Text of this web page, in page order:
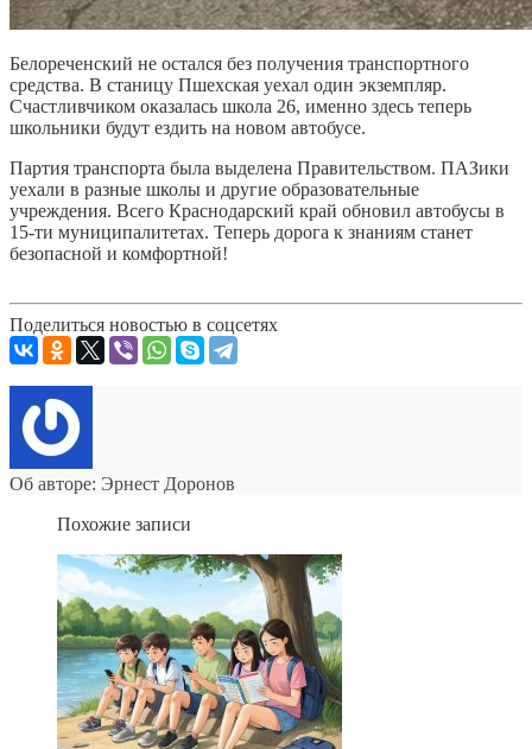
Белореченский не остался без получения транспортного
средства. В станицу Пшехская уехал один экземпляр.
Счастливчиком оказалась школа 26, именно здесь теперь
школьники будут ездить на новом автобусе.
Партия транспорта была выделена Правительством. ПАЗики
уехали в разные школы и другие образовательные
учреждения. Всего Краснодарский край обновил автобусы в
15-ти муниципалитетах. Теперь дорога к знаниям станет
безопасной и комфортной!
Поделиться новостью в соцсетях
Об авторе: Эрнест Доронов
Похожие записи